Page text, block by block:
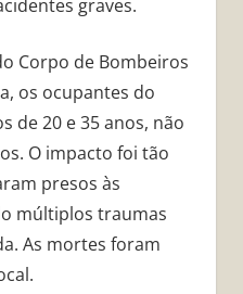
graves.
Corpo de Bombeiros
os ocupantes do
de 20 e 35 anos, não
O impacto foi tão
presos às
múltiplos traumas
As mortes foram